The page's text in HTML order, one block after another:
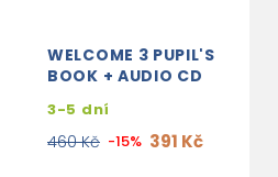
WELCOME 3 PUPIL'S
BOOK + AUDIO CD
3-5 dní
460 Kč -15% 391 Kč